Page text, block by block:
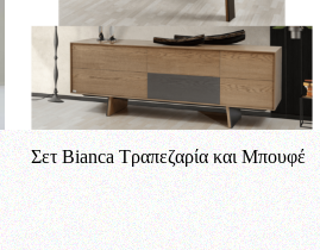
Σετ Bianca Τραπεζαρία και Μπουφέ